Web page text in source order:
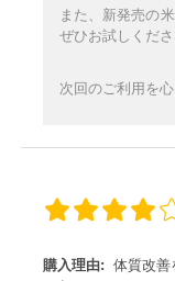
また、新発売の
ぜひお試しくださ
次回のご利用を
購入理由: 体質改善